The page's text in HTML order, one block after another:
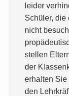
leider
Schüler,
nicht
stellen
der
erhalten Sie
den